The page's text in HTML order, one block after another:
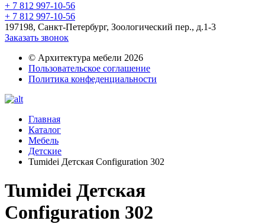
+ 7 812 997-10-56
+ 7 812 997-10-56
197198, Санкт-Петербург, Зоологический пер., д.1-3
Заказать звонок
© Архитектура мебели 2026
Пользовательское соглашение
Политика конфеденциальности
Главная
Каталог
Мебель
Детские
Tumidei Детская Configuration 302
Tumidei Детская
Configuration 302